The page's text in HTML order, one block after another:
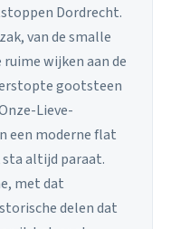
Dordrecht.
van de smalle
wijken aan de
gootsteen
Lieve-
een moderne flat
sta altijd paraat.
met dat
delen dat